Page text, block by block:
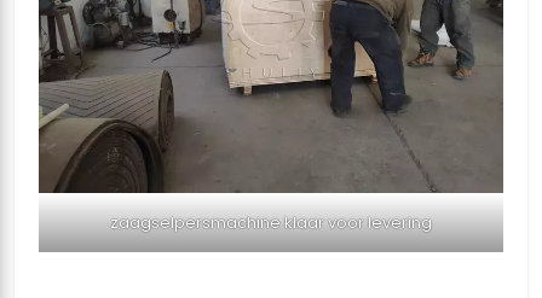
zaagselpersmachine klaar voor levering